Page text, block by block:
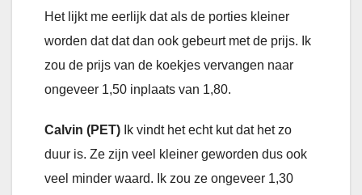
Het lijkt me eerlijk dat als de porties kleiner
worden dat dat dan ook gebeurt met de prijs. Ik
zou de prijs van de koekjes vervangen naar
ongeveer 1,50 inplaats van 1,80.
Calvin (PET) Ik vindt het echt kut dat het zo
duur is. Ze zijn veel kleiner geworden dus ook
veel minder waard. Ik zou ze ongeveer 1,30